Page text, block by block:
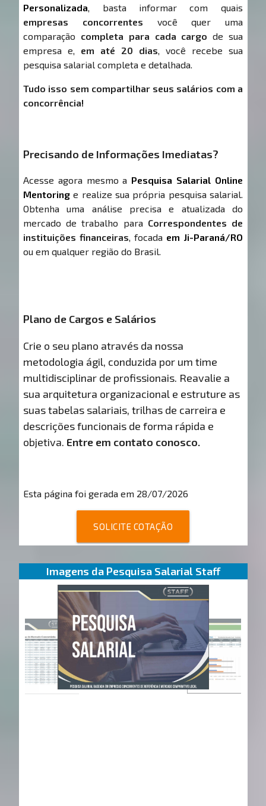
Personalizada, basta informar com quais
empresas concorrentes você quer uma
comparação completa para cada cargo de sua
empresa e, em até 20 dias, você recebe sua
pesquisa salarial completa e detalhada.
Tudo isso sem compartilhar seus salários com a
concorrência!
Precisando de Informações Imediatas?
Acesse agora mesmo a Pesquisa Salarial Online
Mentoring e realize sua própria pesquisa salarial.
Obtenha uma análise precisa e atualizada do
mercado de trabalho para Correspondentes de
instituições financeiras, focada em Ji-Paraná/RO
ou em qualquer região do Brasil.
Plano de Cargos e Salários
Crie o seu plano através da nossa
metodologia ágil, conduzida por um time
multidisciplinar de profissionais. Reavalie a
sua arquitetura organizacional e estruture as
suas tabelas salariais, trilhas de carreira e
descrições funcionais de forma rápida e
objetiva. Entre em contato conosco.
Esta página foi gerada em 28/07/2026
SOLICITE COTAÇÃO
Imagens da Pesquisa Salarial Staff